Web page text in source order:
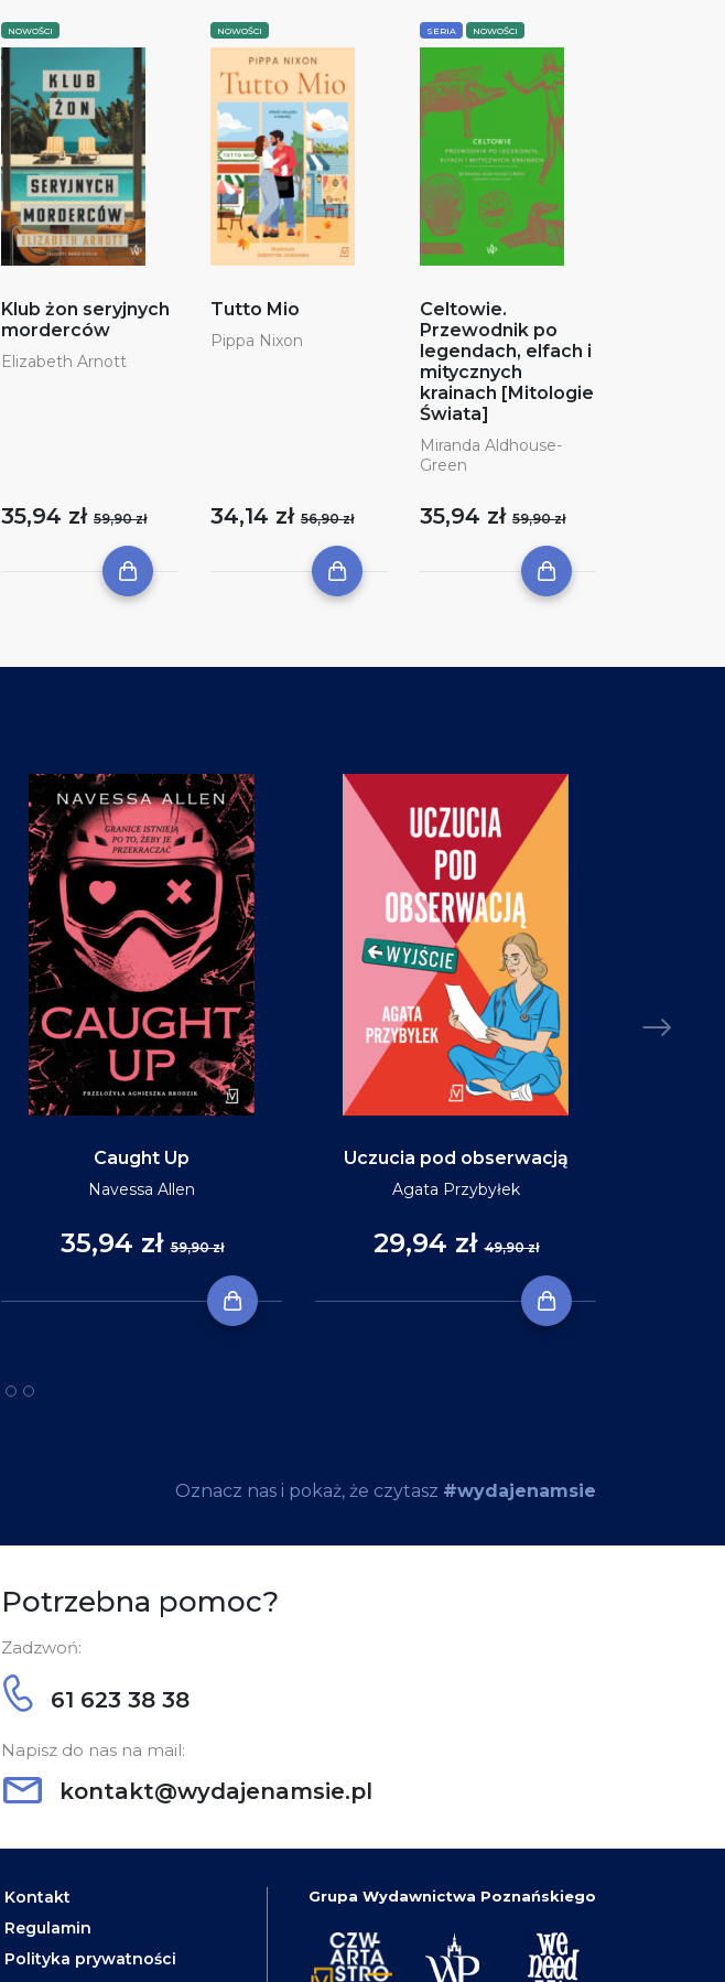
NOWOŚCI
Klub żon seryjnych
morderców
Elizabeth Arnott
35,94 zł 59,90 zł
NOWOŚCI
Tutto Mio
Pippa Nixon
34,14 zł 56,90 zł
SERIA NOWOŚCI
Celtowie.
Przewodnik po
legendach, elfach i
mitycznych
krainach [Mitologie
Świata]
Miranda Aldhouse-
Green
35,94 zł 59,90 zł
Caught Up
Navessa Allen
35,94 zł59,90 zł
Uczucia pod obserwacją
Agata Przybyłek
29,94 zł49,90 zł
Oznacz nas i pokaż, że czytasz #wydajenamsie
Potrzebna pomoc?
Zadzwoń:
61 623 38 38
Napisz do nas na mail:
kontakt@wydajenamsie.pl
Kontakt
Regulamin
Polityka prywatności
Grupa Wydawnictwa Poznańskiego